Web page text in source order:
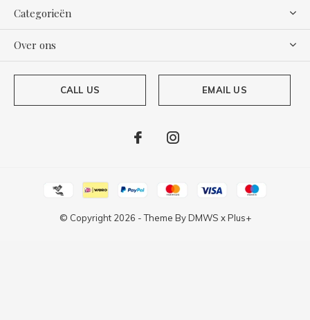
Categorieën
Over ons
CALL US EMAIL US
© Copyright 2026 - Theme ByDMWS xPlus+